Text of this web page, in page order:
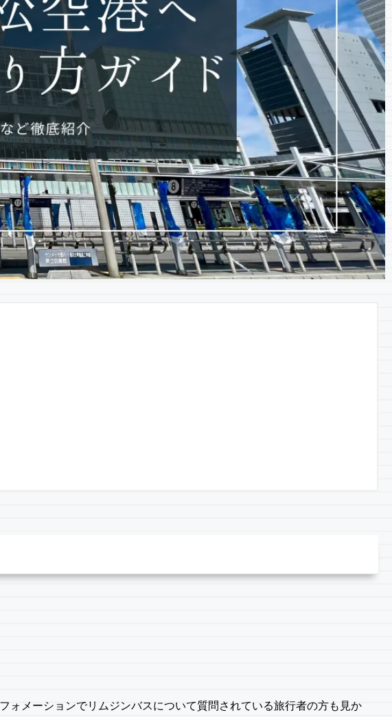
ォメーションでリムジンバスについて質問されている旅行者の方も見か